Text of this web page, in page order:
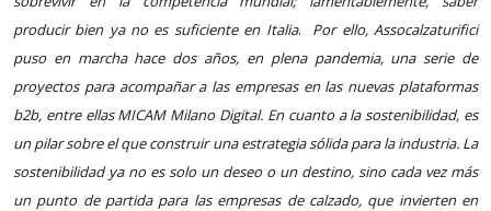
producir bien ya no es suficiente en Italia. Por ello, Assocalzaturifici
puso en marcha hace dos años, en plena pandemia, una serie de
proyectos para acompañar a las empresas en las nuevas plataformas
b2b, entre ellas MICAM Milano Digital. En cuanto a la sostenibilidad, es
un pilar sobre el que construir una estrategia sólida para la industria. La
sostenibilidad ya no es solo un deseo o un destino, sino cada vez más
un punto de partida para las empresas de calzado, que invierten en